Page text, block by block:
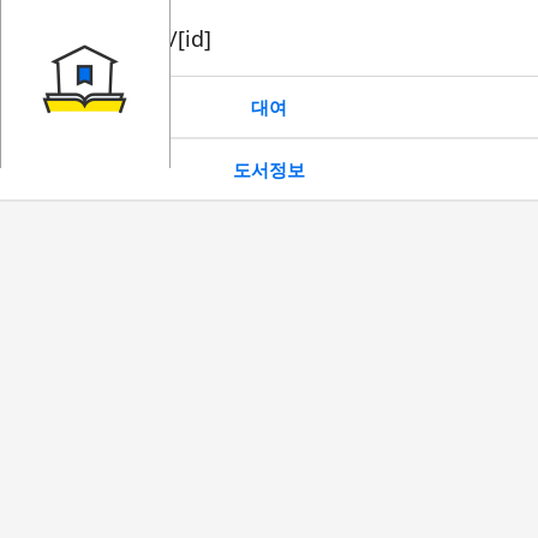
book/rent/[id]
대여
도서정보